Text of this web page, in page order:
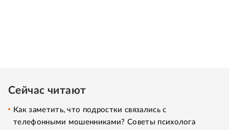
Сейчас читают
Как заметить, что подростки связались с
телефонными мошенниками? Советы психолога